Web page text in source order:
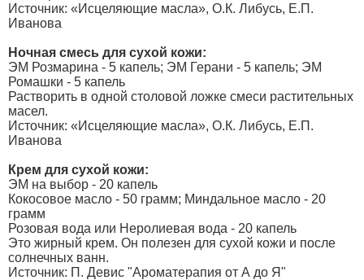
Источник: «Исцеляющие масла», О.К. Либусь, Е.П.
Иванова
Ночная смесь для сухой кожи:
ЭМ Розмарина - 5 капель; ЭМ Герани - 5 капель; ЭМ
Ромашки - 5 капель
Растворить в одной столовой ложке смеси растительных
масел.
Источник: «Исцеляющие масла», О.К. Либусь, Е.П.
Иванова
Крем для сухой кожи:
ЭМ на выбор - 20 капель
Кокосовое масло - 50 грамм; Миндальное масло - 20
грамм
Розовая вода или Неролиевая вода - 20 капель
Это жирный крем. Он полезен для сухой кожи и после
солнечных ванн.
Источник: П. Девис "Ароматерапия от А до Я"